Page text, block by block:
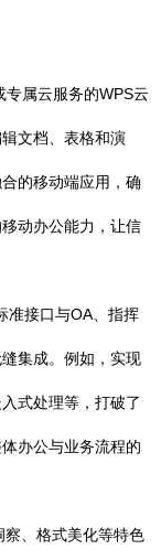
专属云服务的WPS云
文档、表格和演
的移动端应用，确
动办公能力，让信
准接口与OA、指挥
集成。例如，实现
式处理等，打破了
办公与业务流程的
察、格式美化等特色